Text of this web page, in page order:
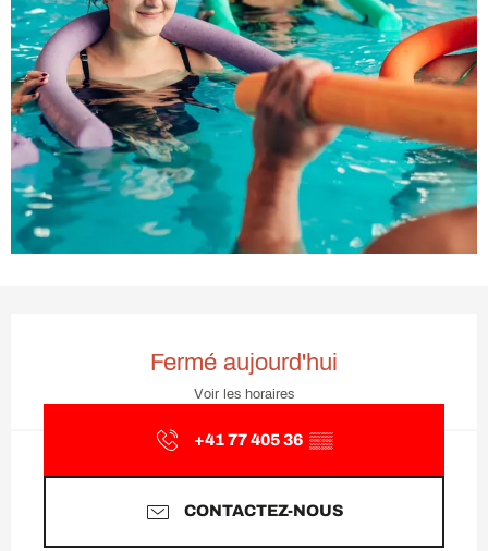
Fermé aujourd'hui
Voir les horaires
+41 77 405 36 ▒▒
CONTACTEZ-NOUS